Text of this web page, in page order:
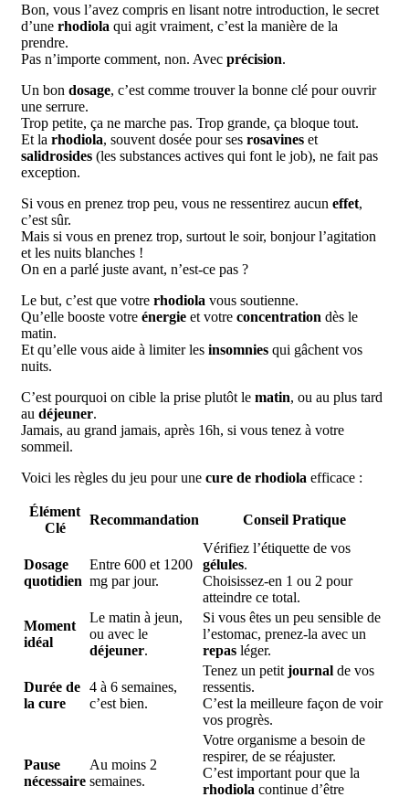
Bon, vous l’avez compris en lisant notre introduction, le secret
d’une rhodiola qui agit vraiment, c’est la manière de la
prendre.
Pas n’importe comment, non. Avec précision.
Un bon dosage, c’est comme trouver la bonne clé pour ouvrir
une serrure.
Trop petite, ça ne marche pas. Trop grande, ça bloque tout.
Et la rhodiola, souvent dosée pour ses rosavines et
salidrosides (les substances actives qui font le job), ne fait pas
exception.
Si vous en prenez trop peu, vous ne ressentirez aucun effet,
c’est sûr.
Mais si vous en prenez trop, surtout le soir, bonjour l’agitation
et les nuits blanches !
On en a parlé juste avant, n’est-ce pas ?
Le but, c’est que votre rhodiola vous soutienne.
Qu’elle booste votre énergie et votre concentration dès le
matin.
Et qu’elle vous aide à limiter les insomnies qui gâchent vos
nuits.
C’est pourquoi on cible la prise plutôt le matin, ou au plus tard
au déjeuner.
Jamais, au grand jamais, après 16h, si vous tenez à votre
sommeil.
Voici les règles du jeu pour une cure de rhodiola efficace :
Élément
Clé
Recommandation Conseil Pratique
Dosage
quotidien
Entre 600 et 1200
mg par jour.
Vérifiez l’étiquette de vos
gélules.
Choisissez-en 1 ou 2 pour
atteindre ce total.
Moment
idéal
Le matin à jeun,
ou avec le
déjeuner.
Si vous êtes un peu sensible de
l’estomac, prenez-la avec un
repas léger.
Durée de
la cure
4 à 6 semaines,
c’est bien.
Tenez un petit journal de vos
ressentis.
C’est la meilleure façon de voir
vos progrès.
Pause
nécessaire
Au moins 2
semaines.
Votre organisme a besoin de
respirer, de se réajuster.
C’est important pour que la
rhodiola continue d’être